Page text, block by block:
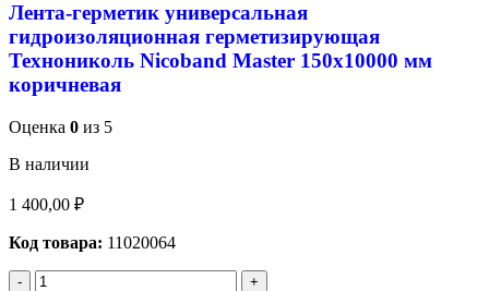
Лента-герметик универсальная
гидроизоляционная герметизирующая
Технониколь Nicoband Master 150х10000 мм
коричневая
Оценка 0 из 5
В наличии
1 400,00 ₽
Код товара: 11020064